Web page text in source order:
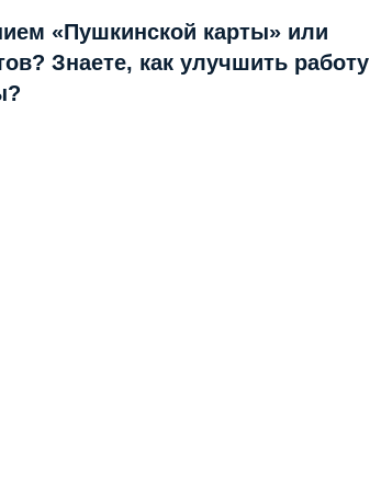
«Пушкинской карты» или
Знаете, как улучшить работу